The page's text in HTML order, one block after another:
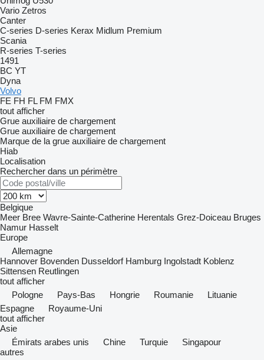
Vario Zetros
Canter
C-series D-series Kerax Midlum Premium
Scania
R-series T-series
1491
BC YT
Dyna
Volvo
FE FH FL FM FMX
tout afficher
Grue auxiliaire de chargement
Grue auxiliaire de chargement
Marque de la grue auxiliaire de chargement
Hiab
Localisation
Rechercher dans un périmètre
Belgique
Meer Bree Wavre-Sainte-Catherine Herentals Grez-Doiceau Bruges
Namur Hasselt
Europe
Allemagne
Hannover Bovenden Dusseldorf Hamburg Ingolstadt Koblenz
Sittensen Reutlingen
tout afficher
Pologne
Pays-Bas Hongrie Roumanie
Lituanie
Espagne
Royaume-Uni
tout afficher
Asie
Émirats arabes unis
Chine Turquie
Singapour
autres